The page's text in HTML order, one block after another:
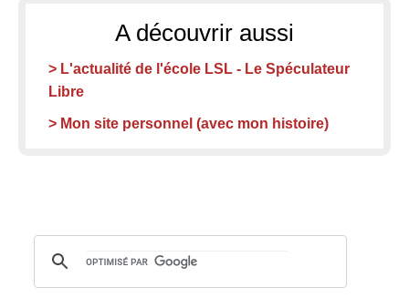
A découvrir aussi
> L'actualité de l'école LSL - Le Spéculateur
Libre
> Mon site personnel (avec mon histoire)